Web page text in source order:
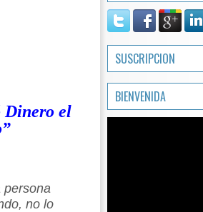
Dinero el
persona
no lo
SUSCRIPCION
BIENVENIDA